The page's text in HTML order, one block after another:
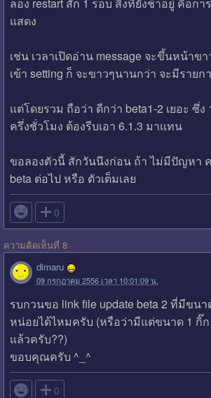
แสดง
เช่น เวลาเปิดอ่าน message จะขึ้นหน้าข
เข้า setting ก็ จะขาวๆนานกว่า จะมีราย
แต่โดยรวม ถือว่า ดีกว่า beta1-2 เยอะ ซึ่ง
ครึ่งชั่วโมง ต้องรีบเอา 6.1.3 มาแทน
ขอลองตัวนี้ สักวันนึงก่อน ถ้า ไม่มีปัญหา ค
beta ต่อไป หรือ ตัวเต็มเลย
 0
ความคิดเห็นที่ 8
dimaru
09 กรกฎาคม 2556 เวลา 10:01:09 น.
รบกวนขอ link file update beta 2 ที่มีขนา
หน่อยได้ไหมครับ (หรือว่ามีแต่ขนาด 1 กิ๊ก
แล้วครับ??)
ขอบคุณครับ ^_^
 0